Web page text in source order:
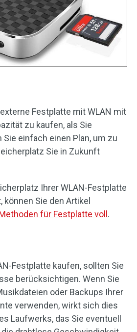
Festplatte mit WLAN mit
zu kaufen, als Sie
Sie einfach einen Plan, um zu
Sie in Zukunft
Ihrer WLAN-Festplatte
können Sie den Artikel
für Festplatte voll .
Festplatte kaufen, sollten Sie
berücksichtigen. Wenn Sie
oder Backups Ihrer
verwenden, wirkt sich dies
Laufwerks, das Sie eventuell